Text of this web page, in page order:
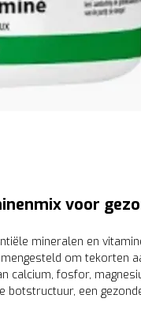
voor
mineralen en
om tekorten
calcium, fosfor,
botstructuur, een